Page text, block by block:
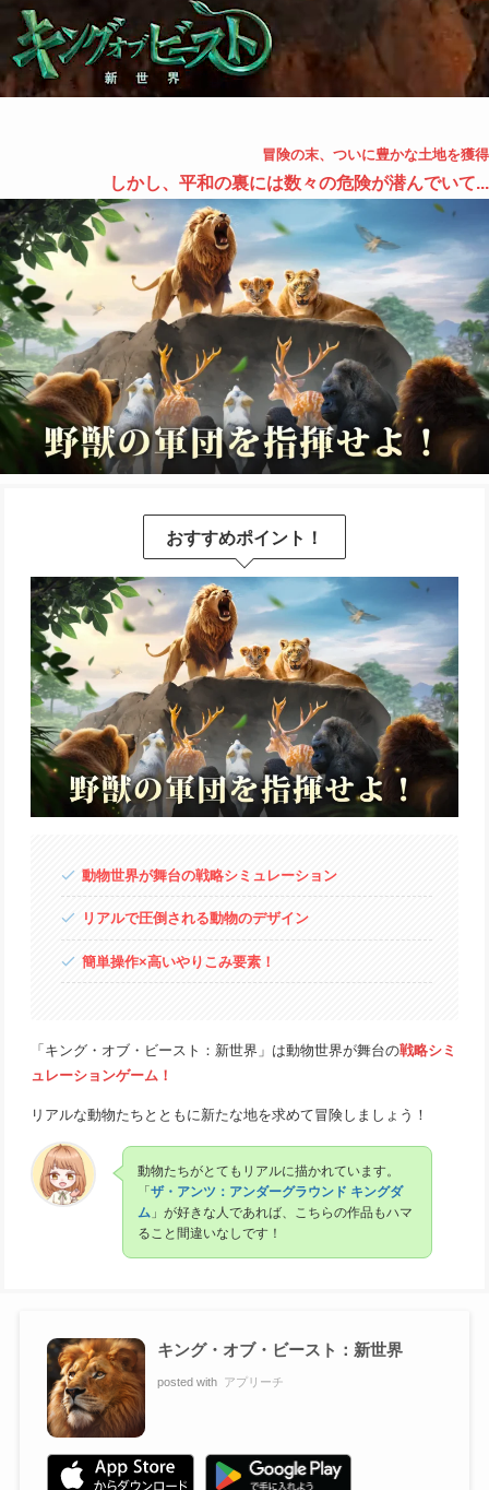
冒険の末、ついに豊かな土地を獲得
しかし、平和の裏には数々の危険が潜んでいて...
おすすめポイント！
動物世界が舞台の戦略シミュレーション
リアルで圧倒される動物のデザイン
簡単操作×高いやりこみ要素！
「キング・オブ・ビースト：新世界」は動物世界が舞台の戦略シミ
ュレーションゲーム！
リアルな動物たちとともに新たな地を求めて冒険しましょう！
動物たちがとてもリアルに描かれています。
「ザ・アンツ：アンダーグラウンド キングダ
ム 」が好きな人であれば、こちらの作品もハマ
ること間違いなしです！
キング・オブ・ビースト：新世界
posted with アプリーチ